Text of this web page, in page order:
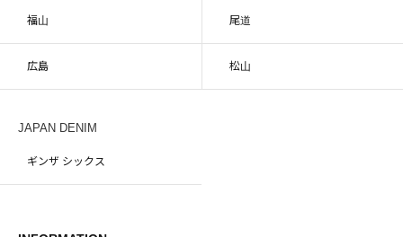
福山 尾道
広島 松山
JAPAN DENIM
ギンザ シックス